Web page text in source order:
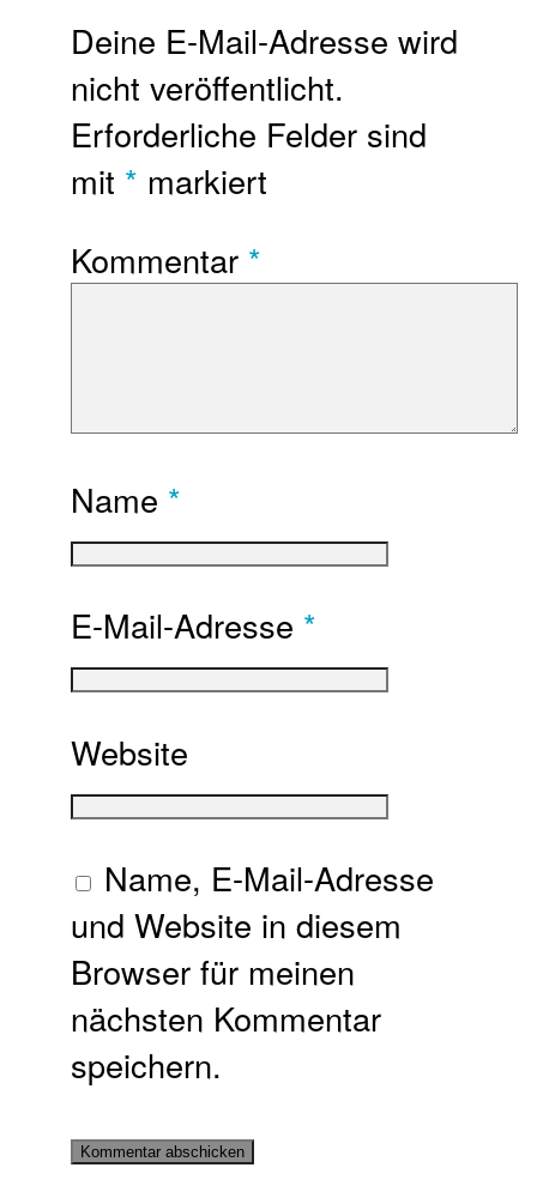
Deine E-Mail-Adresse wird
nicht veröffentlicht.
Erforderliche Felder sind
mit * markiert
Kommentar *
Name *
E-Mail-Adresse *
Website
Name, E-Mail-Adresse
und Website in diesem
Browser für meinen
nächsten Kommentar
speichern.